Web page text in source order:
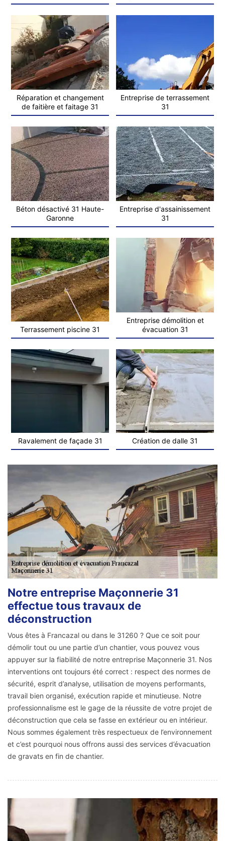
Réparation et changement
de faitière et faitage 31
Entreprise de terrassement
31
Béton désactivé 31 Haute-
Garonne
Entreprise d'assainissement
31
Terrassement piscine 31
Entreprise démolition et
évacuation 31
Ravalement de façade 31 Création de dalle 31
Notre entreprise Maçonnerie 31
effectue tous travaux de
déconstruction
Vous êtes à Francazal ou dans le 31260 ? Que ce soit pour
démolir tout ou une partie d’un chantier, vous pouvez vous
appuyer sur la fiabilité de notre entreprise Maçonnerie 31. Nos
interventions ont toujours été correct : respect des normes de
sécurité, esprit d’analyse, utilisation de moyens performants,
travail bien organisé, exécution rapide et minutieuse. Notre
professionnalisme est le gage de la réussite de votre projet de
déconstruction que cela se fasse en extérieur ou en intérieur.
Nous sommes également très respectueux de l’environnement
et c’est pourquoi nous offrons aussi des services d’évacuation
de gravats en fin de chantier.